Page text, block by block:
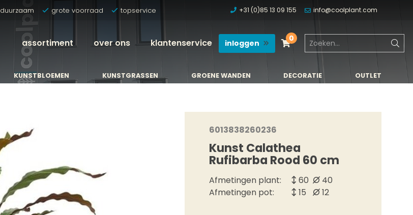
duurzaam grote voorraad topservice +31 (0)85 13 09 155 info@coolplant.com
assortiment over ons klantenservice inloggen 0
KUNSTBLOEMEN KUNSTGRASSEN GROENE WANDEN DECORATIE OUTLET
KUNSTBLOEMEN KUNSTGRASSEN GROENE WANDEN DECORATIE OUTLET
6013838260236
Kunst Calathea
Rufibarba Rood 60 cm
Afmetingen plant: 60
40
Afmetingen pot:
15 12